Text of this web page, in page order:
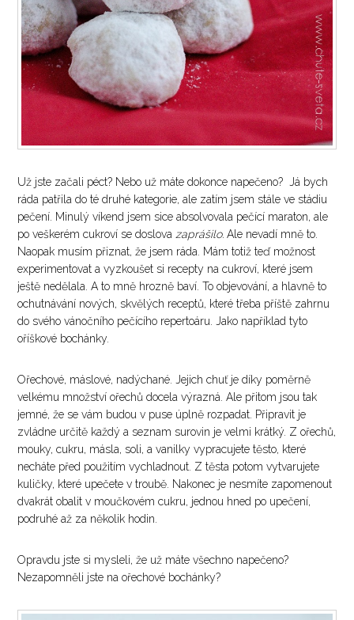
Už jste začali péct? Nebo už máte dokonce napečeno? Já bych
ráda patřila do té druhé kategorie, ale zatím jsem stále ve stádiu
pečení. Minulý víkend jsem sice absolvovala pečící maraton, ale
po veškerém cukroví se doslovazaprášilo.Ale nevadí mně to.
Naopak musím přiznat, že jsem ráda. Mám totiž teď možnost
experimentovat a vyzkoušet si recepty na cukroví, které jsem
ještě nedělala. A to mně hrozně baví. To objevování, a hlavně to
ochutnávání nových, skvělých receptů, které třeba příště zahrnu
do svého vánočního pečícího repertoáru. Jako například tyto
oříškové bochánky.
Ořechové, máslové, nadýchané. Jejich chuť je díky poměrně
velkému množství ořechů docela výrazná. Ale přitom jsou tak
jemné, že se vám budou v puse úplně rozpadat. Připravit je
zvládne určitě každý a seznam surovin je velmi krátký. Z ořechů,
mouky, cukru, másla, soli, a vanilky vypracujete těsto, které
necháte před použitím vychladnout. Z těsta potom vytvarujete
kuličky, které upečete v troubě. Nakonec je nesmíte zapomenout
dvakrát obalit v moučkovém cukru, jednou hned po upečení,
podruhé až za několik hodin.
Opravdu jste si mysleli, že už máte všechno napečeno?
Nezapomněli jste na ořechové bochánky?